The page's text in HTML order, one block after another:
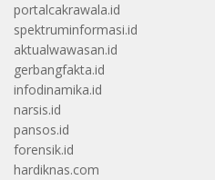
portalcakrawala.id
spektruminformasi.id
aktualwawasan.id
gerbangfakta.id
infodinamika.id
narsis.id
pansos.id
forensik.id
hardiknas.com